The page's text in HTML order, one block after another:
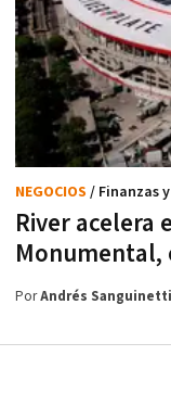
River acelera
Monumental,
NEGOCIOS / Finanzas
PorAndrés Sanguinetti